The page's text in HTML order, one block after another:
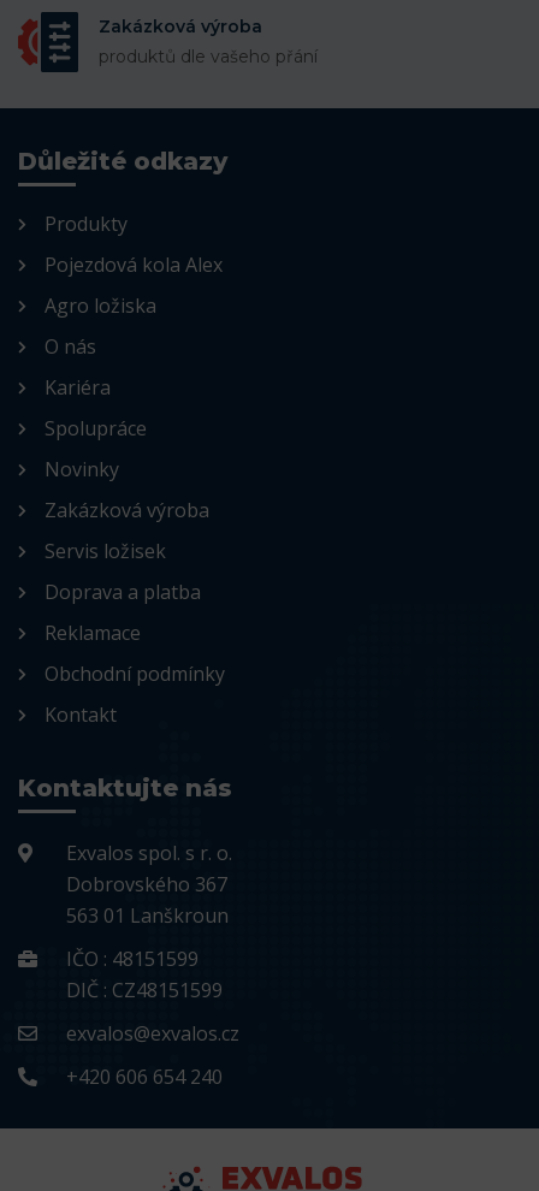
Zakázková výroba
produktů dle vašeho přání
Důležité odkazy
Produkty
Pojezdová kola Alex
Agro ložiska
O nás
Kariéra
Spolupráce
Novinky
Zakázková výroba
Servis ložisek
Doprava a platba
Reklamace
Obchodní podmínky
Kontakt
Kontaktujte nás
Exvalos spol. s r. o.
Dobrovského 367
563 01 Lanškroun
IČO : 48151599
DIČ : CZ48151599
exvalos@exvalos.cz
+420 606 654 240